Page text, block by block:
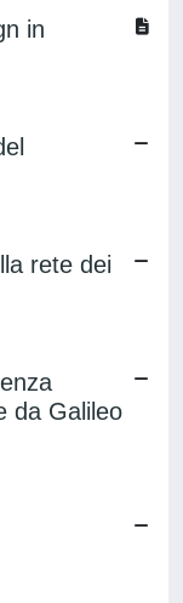
in
rete dei
da Galileo